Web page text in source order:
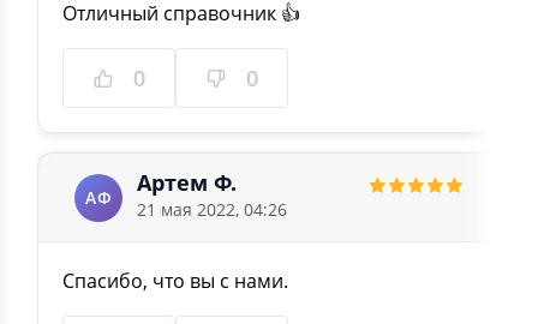
Отличный справочник 👍
0 0
АФ
Артем Ф.
21 мая 2022, 04:26
Спасибо, что вы с нами.